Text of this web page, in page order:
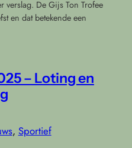
verslag. De Gijs Ton Trofee
en dat betekende een
– Loting en
, Sportief